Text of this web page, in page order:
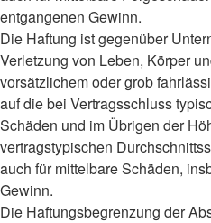
entgangenen Gewinn.
Die Haftung ist gegenüber
Verletzung von Leben, Körper
vorsätzlichem oder grob
auf die bei Vertragsschluss
Schäden und im Übrigen der
vertragstypischen
auch für mittelbare Schäden,
Gewinn.
Die Haftungsbegrenzung der